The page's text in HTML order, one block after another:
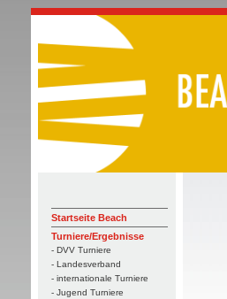
Startseite Beach
Turniere/Ergebnisse
- DVV Turniere
- Landesverband
- internationale Turniere
- Jugend Turniere